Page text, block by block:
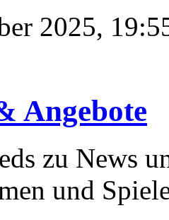
2025,
Angebote
zu News
und